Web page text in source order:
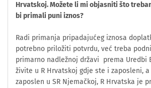
Hrvatskoj. Možete li mi objasniti što
bi primali puni iznos?
Radi primanja pripadajućeg iznosa
potrebno priložiti potvrdu, već treba
primarno nadležnoj državi prema Uredbi
živite u R Hrvatskoj gdje ste i zaposleni,
zaposlen u SR Njemačkoj, R Hrvatska je